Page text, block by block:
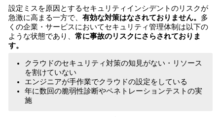
設定ミスを原因とするセキュリティインシデントのリスクが
急激に高まる一方で、 有効な対策はなされておりません。 多
くの企業・サービスにおいてセキュリティ管理体制は以下の
ような状態であり、 常に事故のリスクにさらされておりま
す。
クラウドのセキュリティ対策の知見がない・リソース
を割けていない
エンジニアが手作業でクラウドの設定をしている
年に数回の脆弱性診断やペネトレーションテストの実
施